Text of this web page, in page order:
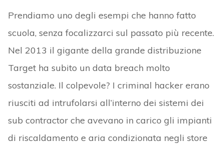
Prendiamo uno degli esempi che hanno fatto
scuola, senza focalizzarci sul passato più recente.
Nel 2013 il gigante della grande distribuzione
Target ha subito un data breach molto
sostanziale. Il colpevole? I criminal hacker erano
riusciti ad intrufolarsi all’interno dei sistemi dei
sub contractor che avevano in carico gli impianti
di riscaldamento e aria condizionata negli store